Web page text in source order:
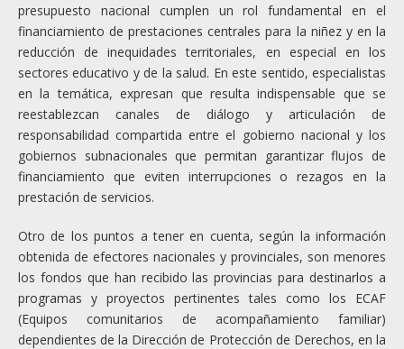
presupuesto nacional cumplen un rol fundamental en el
financiamiento de prestaciones centrales para la niñez y en la
reducción de inequidades territoriales, en especial en los
sectores educativo y de la salud. En este sentido, especialistas
en la temática, expresan que resulta indispensable que se
reestablezcan canales de diálogo y articulación de
responsabilidad compartida entre el gobierno nacional y los
gobiernos subnacionales que permitan garantizar flujos de
financiamiento que eviten interrupciones o rezagos en la
prestación de servicios.
Otro de los puntos a tener en cuenta, según la información
obtenida de efectores nacionales y provinciales, son menores
los fondos que han recibido las provincias para destinarlos a
programas y proyectos pertinentes tales como los ECAF
(Equipos comunitarios de acompañamiento familiar)
dependientes de la Dirección de Protección de Derechos, en la